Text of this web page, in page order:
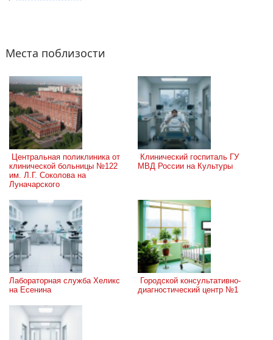
Места поблизости
клинической больницы №122
им. Л.Г. Соколова на
Луначарского
МВД России на Культуры
Лабораторная служба Хеликс
на Есенина
диагностический центр №1